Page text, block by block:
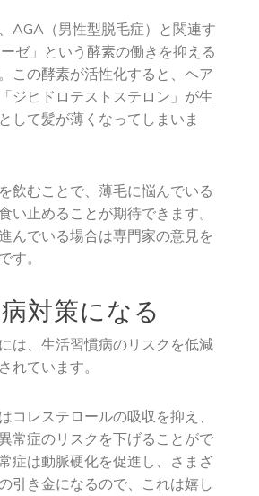
AGA（男性型脱毛症）と関連す
ゼ」という酵素の働きを抑える
この酵素が活性化すると、ヘア
ジヒドロテストステロン」が生
して髪が薄くなってしまいま
飲むことで、薄毛に悩んでいる
い止めることが期待できます。
んでいる場合は専門家の意見を
す。
対策になる
は、生活習慣病のリスクを低減
れています。
コレステロールの吸収を抑え、
常症のリスクを下げることがで
症は動脈硬化を促進し、さまざ
引き金になるので、これは嬉し